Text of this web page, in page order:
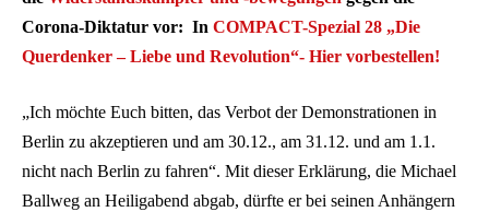
Corona-Diktatur vor: In COMPACT-Spezial 28 „Die
Querdenker – Liebe und Revolution“- Hier vorbestellen!
„Ich möchte Euch bitten, das Verbot der Demonstrationen in
Berlin zu akzeptieren und am 30.12., am 31.12. und am 1.1.
nicht nach Berlin zu fahren“. Mit dieser Erklärung, die Michael
Ballweg an Heiligabend abgab, dürfte er bei seinen Anhängern